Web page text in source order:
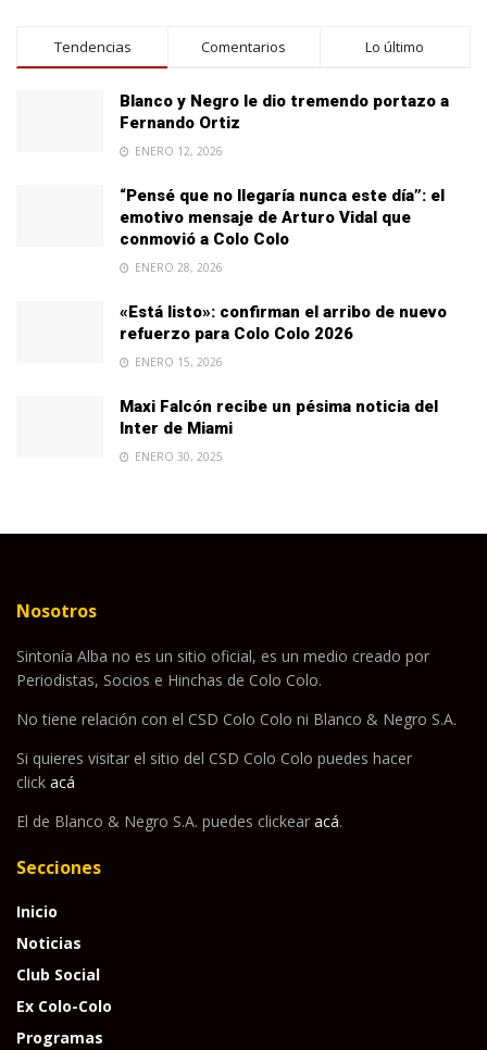
Tendencias Comentarios Lo último
Blanco y Negro le dio tremendo portazo a
Fernando Ortiz
ENERO 12, 2026
“Pensé que no llegaría nunca este día”: el
emotivo mensaje de Arturo Vidal que
conmovió a Colo Colo
ENERO 28, 2026
«Está listo»: confirman el arribo de nuevo
refuerzo para Colo Colo 2026
ENERO 15, 2026
Maxi Falcón recibe un pésima noticia del
Inter de Miami
ENERO 30, 2025
Nosotros
Sintonía Alba no es un sitio oficial, es un medio creado por
Periodistas, Socios e Hinchas de Colo Colo.
No tiene relación con el CSD Colo Colo ni Blanco & Negro S.A.
Si quieres visitar el sitio del CSD Colo Colo puedes hacer
click acá
El de Blanco & Negro S.A. puedes clickear acá.
Secciones
Inicio
Noticias
Club Social
Ex Colo-Colo
Programas